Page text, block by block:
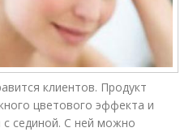
клиентов. Продукт
цветового эффекта и
сединой. С ней можно